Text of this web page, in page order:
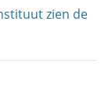
zien de